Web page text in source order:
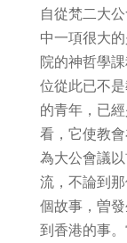
自從梵二大
中一項很大
院的神哲學
位從此已不
的青年，已
看，它使教
為大公會議
流，不論到
個故事，曽
到香港的事